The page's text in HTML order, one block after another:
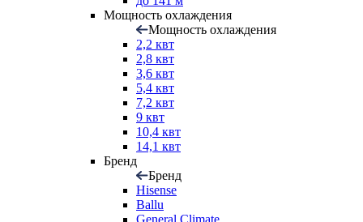
Мощность охлаждения
Мощность охлаждения
2,2 квт
2,8 квт
3,6 квт
5,4 квт
7,2 квт
9 квт
10,4 квт
14,1 квт
Бренд
Бренд
Hisense
Ballu
General Climate